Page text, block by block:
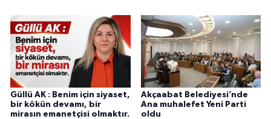
Güllü AK : Benim için siyaset,
bir kökün devamı, bir
mirasın emanetçisi olmaktır.
Akçaabat Belediyesi’nde
Ana muhalefet Yeni Parti
oldu